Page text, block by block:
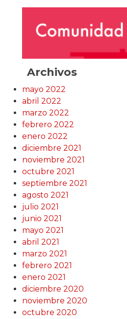
Archivos
mayo 2022
abril 2022
marzo 2022
febrero 2022
enero 2022
diciembre 2021
noviembre 2021
octubre 2021
septiembre 2021
agosto 2021
julio 2021
junio 2021
mayo 2021
abril 2021
marzo 2021
febrero 2021
enero 2021
diciembre 2020
noviembre 2020
octubre 2020